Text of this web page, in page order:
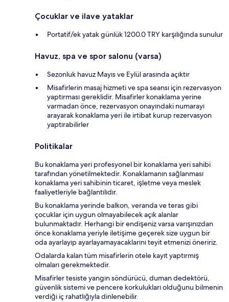
Çocuklar ve ilave yataklar
Portatif/ek yatak günlük 1200.0 TRY karşılığında sunulur
Havuz, spa ve spor salonu (varsa)
Sezonluk havuz Mayıs ve Eylül arasında açıktır
Misafirlerin masaj hizmeti ve spa seansı için rezervasyon
yaptırması gereklidir. Misafirler konaklama yerine
varmadan önce, rezervasyon onayındaki numarayı
arayarak konaklama yeri ile irtibat kurup rezervasyon
yaptırabilirler
Politikalar
Bu konaklama yeri profesyonel bir konaklama yeri sahibi
tarafından yönetilmektedir. Konaklamanın sağlanması
konaklama yeri sahibinin ticaret, işletme veya meslek
faaliyetleriyle bağlantılıdır.
Bu konaklama yerinde balkon, veranda ve teras gibi
çocuklar için uygun olmayabilecek açık alanlar
bulunmaktadır. Herhangi bir endişeniz varsa varışınızdan
önce konaklama yeriyle iletişime geçerek size uygun bir
oda ayarlayıp ayarlayamayacaklarını teyit etmenizi öneririz.
Odalarda kalan tüm misafirlerin otele kayıt yaptırmış
olmaları gerekmektedir.
Misafirler tesiste yangın söndürücü, duman dedektörü,
güvenlik sistemi ve pencere korkulukları olduğunu bilmenin
verdiği iç rahatlığıyla dinlenebilir.